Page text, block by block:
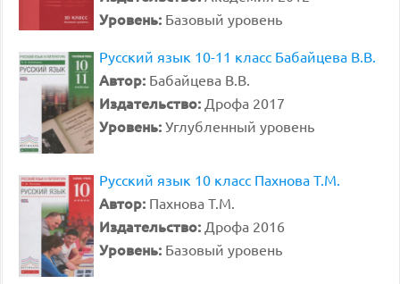
Уровень: Базовый уровень
Русский язык 10-11 класс Бабайцева В.В.
Автор: Бабайцева В.В.
Издательство: Дрофа 2017
Уровень: Углубленный уровень
Русский язык 10 класс Пахнова Т.М.
Автор: Пахнова Т.М.
Издательство: Дрофа 2016
Уровень: Базовый уровень